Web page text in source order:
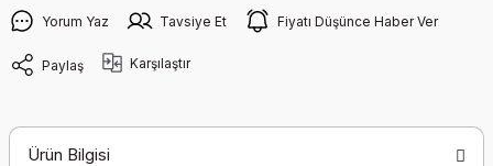
Yorum Yaz Tavsiye Et Fiyatı Düşünce Haber Ver
Paylaş Karşılaştır
Ürün Bilgisi